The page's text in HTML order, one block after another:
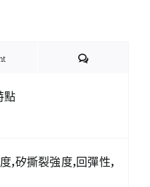
Comments
點
,矽撕裂強度,回彈性,